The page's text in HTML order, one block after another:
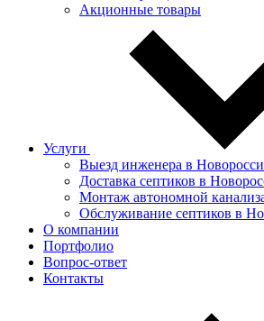
Акционные товары
Услуги
Выезд инженера в
Доставка септиков в
Монтаж автономной
Обслуживание септиков в
О компании
Портфолио
Вопрос-ответ
Контакты